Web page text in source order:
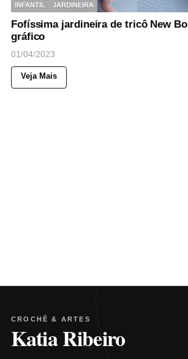
INFANTIL
JARDINEIRA
Fofíssima jardineira de tricô New
gráfico
01/04/2023
Veja Mais
CROCHÊ & ARTES
Katia Ribeiro